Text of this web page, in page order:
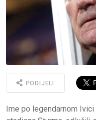
PODIJELI
Ime po legendarnom